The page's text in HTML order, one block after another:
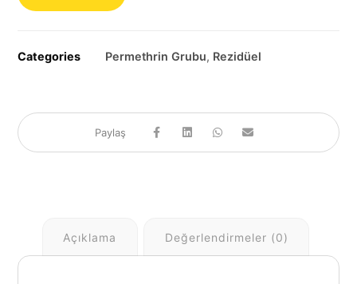
Categories Permethrin Grubu, Rezidüel
Açıklama Değerlendirmeler (0)